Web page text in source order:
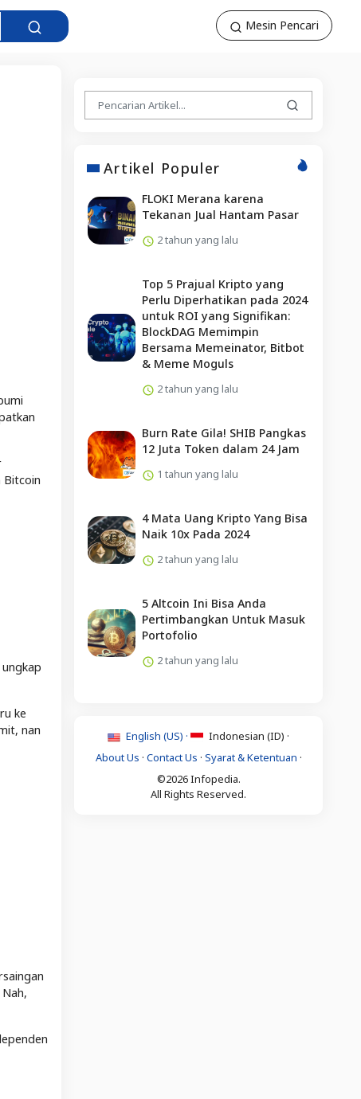
Mesin Pencari
Bitcoin
ke
nan
Artikel Populer
FLOKI Merana karena
Tekanan Jual Hantam Pasar
2 tahun yang lalu
Top 5 Prajual Kripto yang
Perlu Diperhatikan pada 2024
untuk ROI yang Signifikan:
BlockDAG Memimpin
Bersama Memeinator, Bitbot
& Meme Moguls
2 tahun yang lalu
Burn Rate Gila! SHIB Pangkas
12 Juta Token dalam 24 Jam
1 tahun yang lalu
4 Mata Uang Kripto Yang Bisa
Naik 10x Pada 2024
2 tahun yang lalu
5 Altcoin Ini Bisa Anda
Pertimbangkan Untuk Masuk
Portofolio
2 tahun yang lalu
English (US) ·
Indonesian (ID) ·
About Us · Contact Us · Syarat & Ketentuan ·
©2026 Infopedia.
All Rights Reserved.